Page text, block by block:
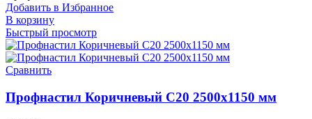
Добавить в Избранное
В корзину
Быстрый просмотр
Сравнить
Профнастил Коричневый С20 2500х1150 мм